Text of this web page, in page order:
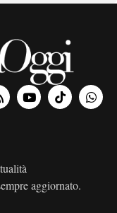
aggiornato.